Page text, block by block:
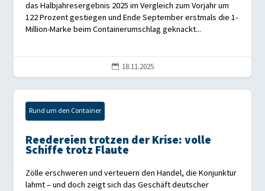
das Halbjahresergebnis 2025 im Vergleich zum Vorjahr um
122 Prozent gestiegen und Ende September erstmals die 1-
Million-Marke beim Containerumschlag geknackt...
 18.11.2025
Rund um den Container
Reedereien trotzen der Krise: volle
Schiffe trotz Flaute
Zölle erschweren und verteuern den Handel, die Konjunktur
lahmt – und doch zeigt sich das Geschäft deutscher